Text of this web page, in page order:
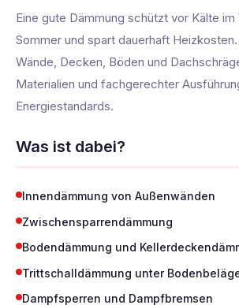
Eine gute Dämmung schützt vor Kälte im
Sommer und spart dauerhaft
Wände, Decken, Böden und
Materialien und fachgerechter
Energiestandards.
Was ist dabei?
Innendämmung von Außenwänden
Zwischensparrendämmung
Bodendämmung und
Trittschalldämmung unter
Dampfsperren und Dampfbremsen